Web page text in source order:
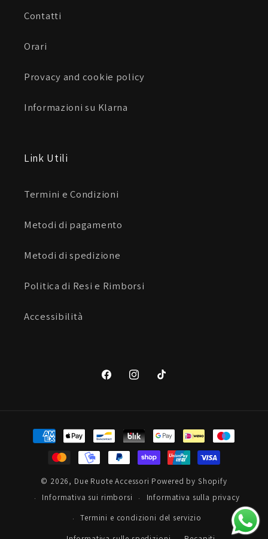
visibilità nella guida sul bagnato.
Contatti
Orari
Provacy and cookie policy
Informazioni su Klarna
Link Utili
Termini e Condizioni
Metodi di pagamento
Metodi di spedizione
Politica di Resi e Rimborsi
Accessibilità
FacebookInstagramTikTok
Metodi
di
pagamento
© 2026, Due Ruote Accessori Powered by Shopify
Informativa sui rimborsi
Informativa sulla privacy
Termini e condizioni del servizio